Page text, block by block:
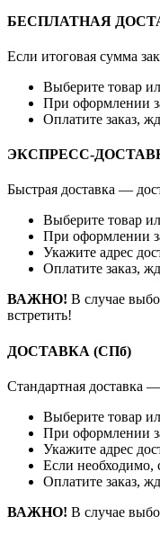
БЕСПЛАТНАЯ
Если итоговая сумма
Выберите товар
При оформлении
Оплатите заказ,
ЭКСПРЕСС-
Быстрая доставка —
Выберите товар
При оформлении
Укажите адрес
Оплатите заказ,
ВАЖНО! В случае
встретить!
ДОСТАВКА (СПб)
Стандартная доставка
Выберите товар
При оформлении
Укажите адрес
Если необходимо,
Оплатите заказ,
ВАЖНО! В случае